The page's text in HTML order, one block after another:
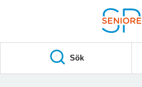
S
A
Sök